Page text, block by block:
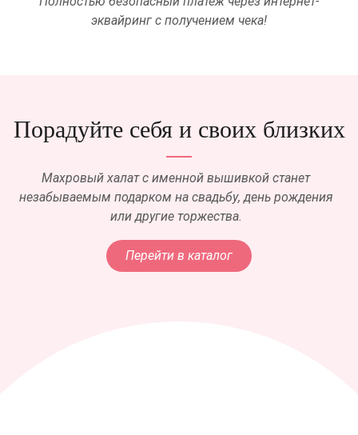
эквайринг с получением чека!
Порадуйте себя и своих близких
Махровый халат с именной вышивкой станет
незабываемым подарком на свадьбу, день рождения
или другие торжества.
Перейти в каталог